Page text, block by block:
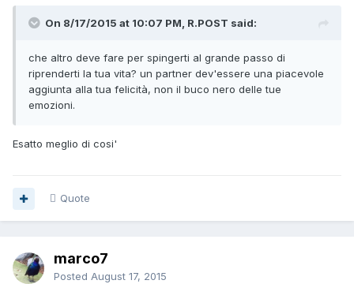
On 8/17/2015 at 10:07 PM, R.POST said:
che altro deve fare per spingerti al grande passo di
riprenderti la tua vita? un partner dev'essere una piacevole
aggiunta alla tua felicità, non il buco nero delle tue
emozioni.
Esatto meglio di cosi'
Quote
marco7
Posted August 17, 2015